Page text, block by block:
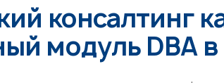
консалтинг
модуль DBA